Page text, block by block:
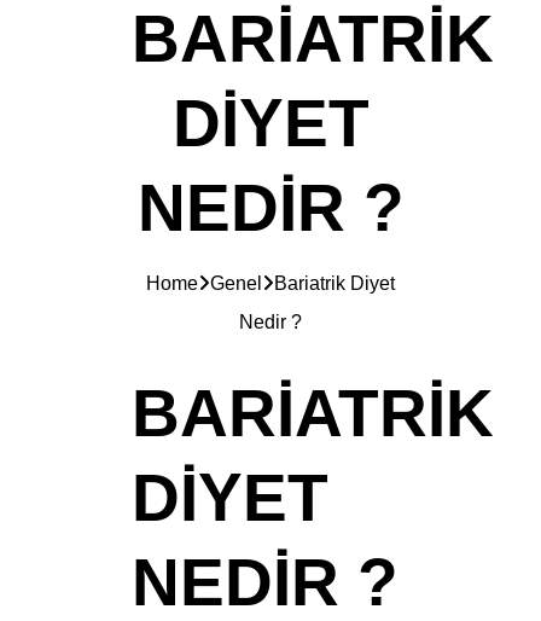
BARIATRIK
DIYET
NEDIR ?
Home Genel
Bariatrik Diyet
Nedir ?
BARIATRIK
DIYET
NEDIR ?